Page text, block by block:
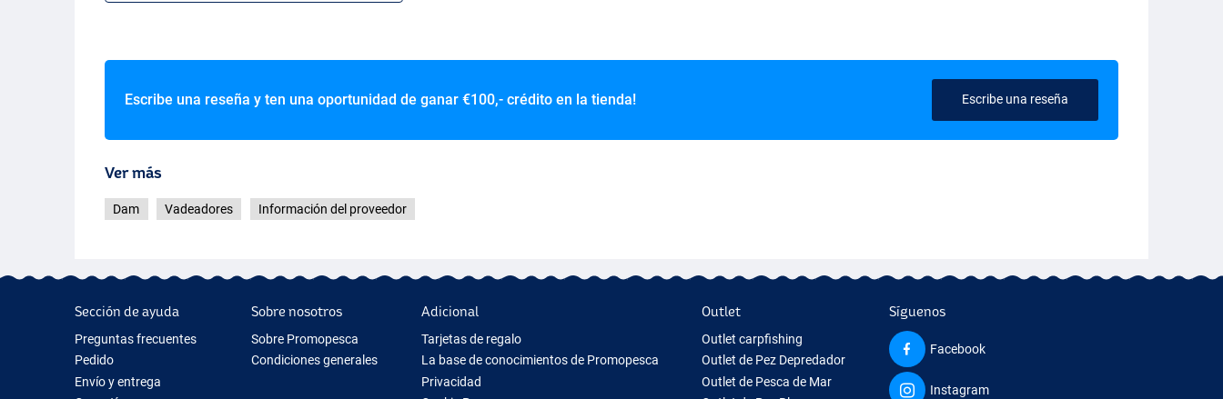
Escribe una reseña y ten una oportunidad de ganar €100,- crédito en la tienda! Escribe una reseña
Ver más
Dam Vadeadores Información del proveedor
Sección de ayuda
Preguntas frecuentes
Pedido
Envío y entrega
Sobre nosotros
Sobre Promopesca
Condiciones generales
Adicional
Tarjetas de regalo
La base de conocimientos de Promopesca
Privacidad
Outlet
Outlet carpfishing
Outlet de Pez Depredador
Outlet de Pesca de Mar
Síguenos
Facebook
Instagram